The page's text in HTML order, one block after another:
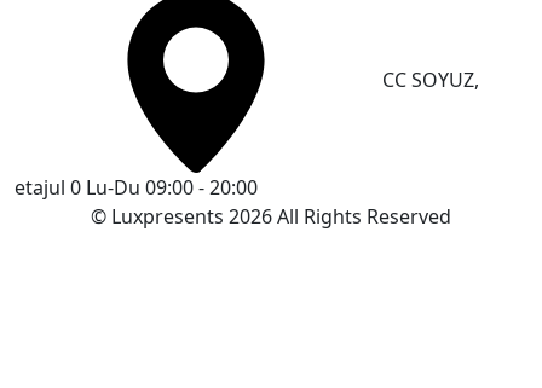
CC SOYUZ,
etajul 0 Lu-Du 09:00 - 20:00
© Luxpresents 2026 All Rights Reserved